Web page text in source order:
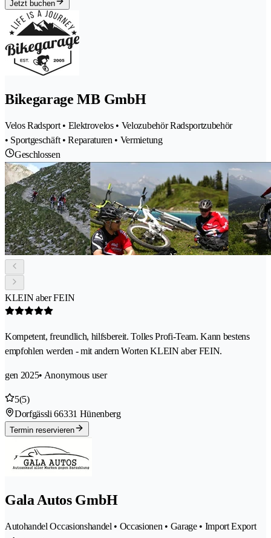
Jetzt buchen
Bikegarage MB GmbH
Velos Radsport • Elektrovelos • Velozubehör Radsportzubehör
• Sportgeschäft • Reparaturen • Vermietung
Geschlossen
KLEIN aber FEIN
Kompetent, freundlich, hilfsbereit. Tolles Profi-Team. Kann bestens
empfohlen werden - mit andern Worten KLEIN aber FEIN.
gen 2025• Anonymous user
5(5)
Dorfgässli 66331 Hünenberg
Termin reservieren
Gala Autos GmbH
Autohandel Occasionshandel • Occasionen • Garage • Import Export